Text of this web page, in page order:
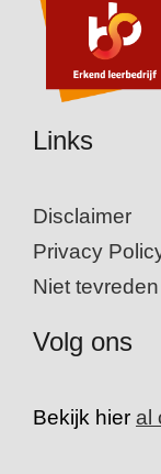
Links
Disclaimer
Privacy
Niet tevreden
Volg ons
Bekijk hier al